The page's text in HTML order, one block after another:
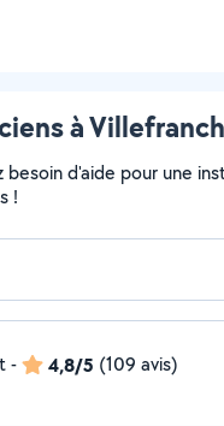
à
d'aide pour une
!
- 4,8/5 (109 avis)